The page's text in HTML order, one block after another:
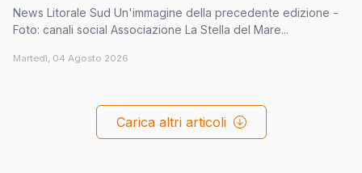
News Litorale Sud Un'immagine della precedente edizione -
Foto: canali social Associazione La Stella del Mare...
Martedì, 04 Agosto 2026
Carica altri articoli